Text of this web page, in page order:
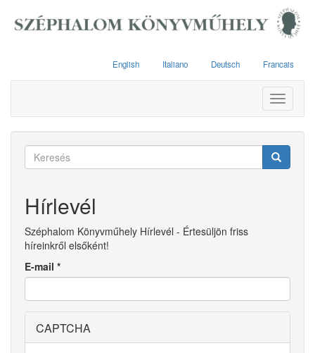
English Italiano Deutsch Francais
Toggle
Keresés
Hírlevél
Széphalom Könyvműhely Hírlevél - Értesüljön friss
híreinkről elsőként!
E-mail *
CAPTCHA